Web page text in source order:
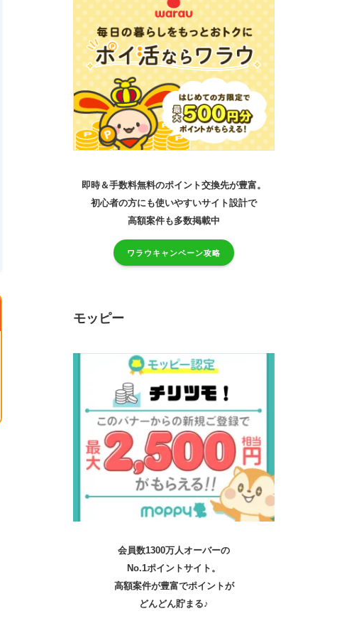
即時＆手数料無料のポイント交換先が豊富。
初心者の方にも使いやすいサイト設計で
高額案件も多数掲載中
ワラウキャンペーン攻略
モッピー
会員数1300万人オーバーの
No.1ポイントサイト。
高額案件が豊富でポイントが
どんどん貯まる♪